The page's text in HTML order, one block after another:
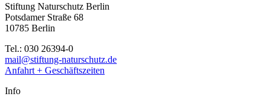
Stiftung Naturschutz Berlin
Potsdamer Straße 68
10785 Berlin
Tel.: 030 26394-0
mail@stiftung-naturschutz.de
Anfahrt + Geschäftszeiten
Info